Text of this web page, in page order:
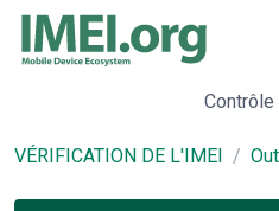
VÉRIFICATION DE L'IMEI